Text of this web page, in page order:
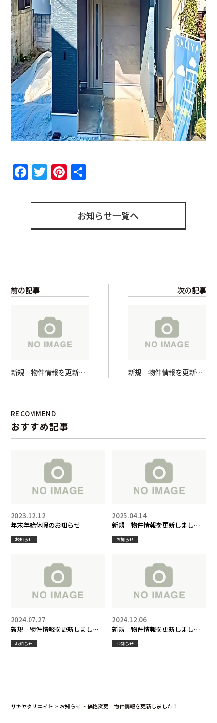
Facebook
TwitterPinterest
お知らせ一覧へ
前の記事
新規 物件情報を更新し
次の記事
新規 物件情報を更新し
RECOMMEND
おすすめ記事
年末年始休暇のお知らせ
2023.12.12
お知らせ
新規 物件情報を更新しまし
た！
2025.04.14
お知らせ
新規 物件情報を更新しまし
た！
2024.07.27
お知らせ
新規 物件情報を更新しまし
た！
2024.12.06
お知らせ
サキヤクリエイト > お知らせ >価格変更 物件情報を更新しました！